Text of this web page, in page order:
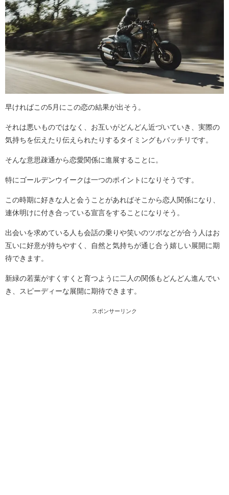
早ければこの5月にこの恋の結果が出そう。
それは悪いものではなく、お互いがどんどん近づいていき、実際の
気持ちを伝えたり伝えられたりするタイミングもバッチリです。
そんな意思疎通から恋愛関係に進展することに。
特にゴールデンウイークは一つのポイントになりそうです。
この時期に好きな人と会うことがあればそこから恋人関係になり、
連休明けに付き合っている宣言をすることになりそう。
出会いを求めている人も会話の乗りや笑いのツボなどが合う人はお
互いに好意が持ちやすく、自然と気持ちが通じ合う嬉しい展開に期
待できます。
新緑の若葉がすくすくと育つように二人の関係もどんどん進んでい
き、スピーディーな展開に期待できます。
スポンサーリンク